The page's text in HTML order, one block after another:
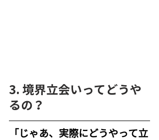
3. 境界立会いってどうや
るの？
「じゃあ、実際にどうやって立